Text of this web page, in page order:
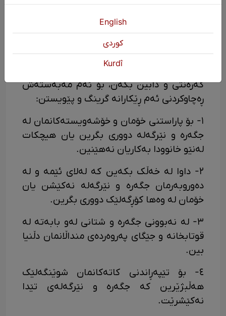
ڕاستەوخۆیان لەسەر هەڵسوکەوتی منداڵانیان
هەیە. بنەماڵە دەتوانێت بە هەڵبژاردنی
گەشتوگوزارێکی تەندروست و ڕەچاوکردنی
هەڵسوکەوتی دروست، داهاتووی منداڵانیان
گەرەنتی و دابین بکەن، بۆ ئەم مەبەستەش
ڕەچاوکردنی ئەم ڕێکارانە گرینگ و پێویستن:
١- بۆ پاراستنی خۆمان و خۆشەویستەکانمان لە
جگەرە و نێرگەلە دووری بگرین یان هیچکات
لەنێو خانوودا بەکاریان نەهێنین.
٢- داوا لە خەڵک بکەین کە لەلای ئێمە و لە
دەوروبەرمان جگەرە و نێرگەلە نەکێشن یان
خۆمان لە وەها کۆڕگەلێک دووری بگرین.
٣- لە نەبوونی جگەرە و شتانی لەو بابەتە لە
قوتابخانە و جێگای پەروەردەی منداڵانمان دڵنیا
بین.
٤- بۆ تێپەڕاندنی کاتەکانمان شوێنگەلێک
هەڵبژێرین کە جگەرە و نێرگەلەی تێدا
نەکێشرێت.
English
كوردی
Kurdî